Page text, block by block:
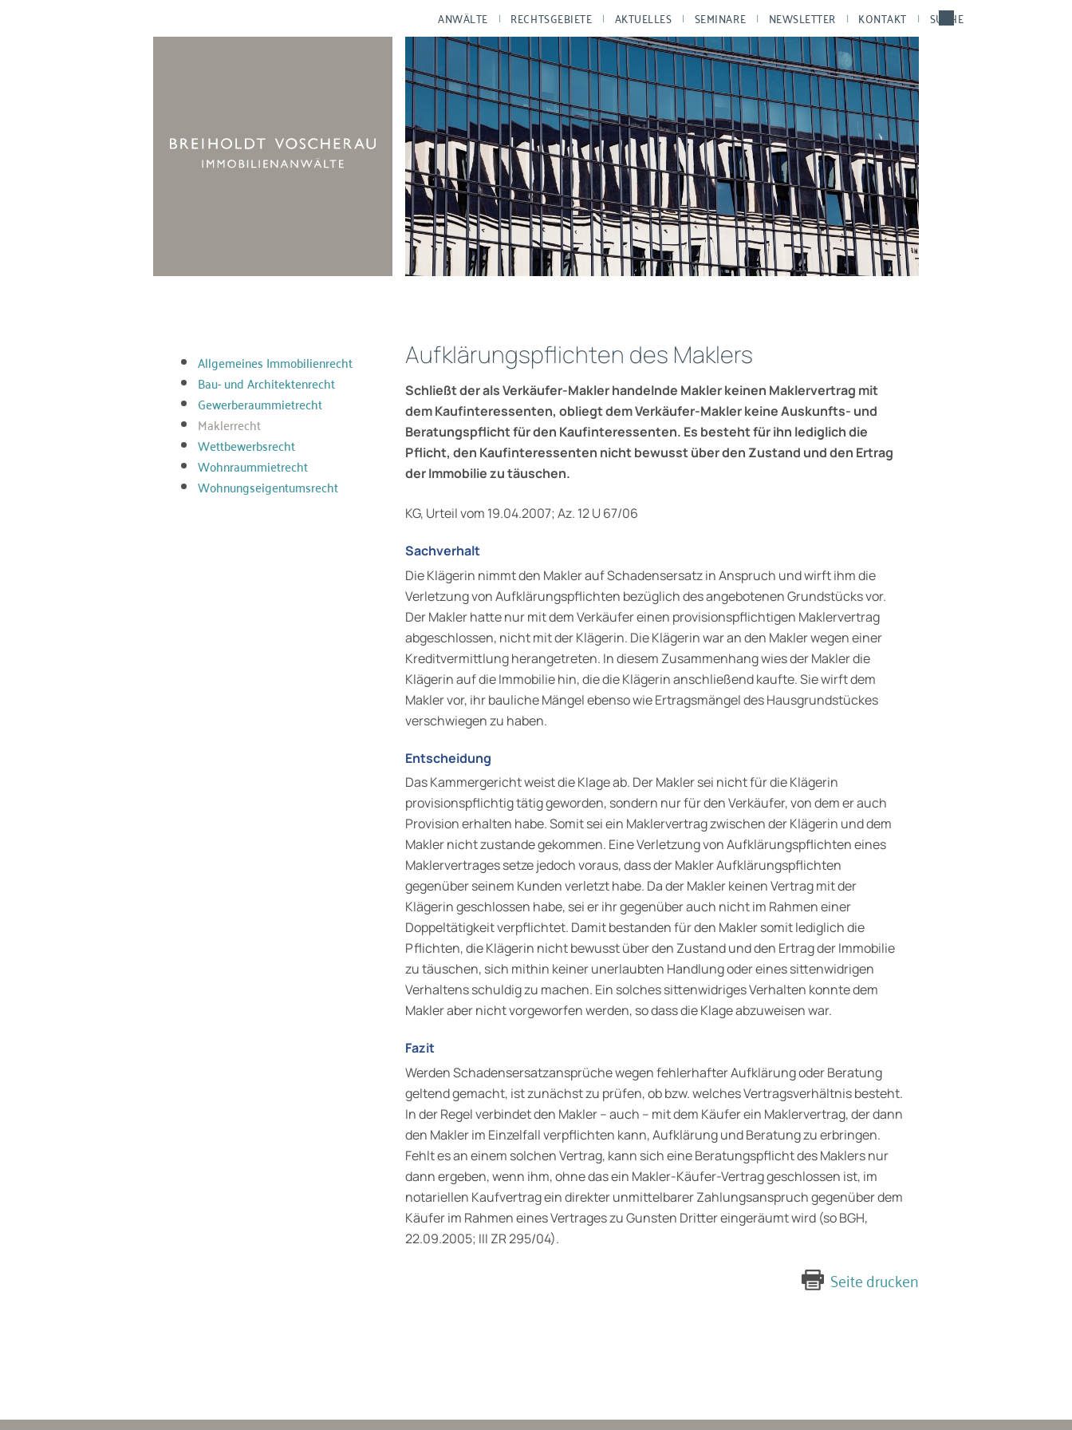
ANWÄLTE RECHTSGEBIETE AKTUELLES SEMINARE NEWSLETTER KONTAKT SUCHE
Allgemeines Immobilienrecht
Bau- und Architektenrecht
Gewerberaummietrecht
Maklerrecht
Wettbewerbsrecht
Wohnraummietrecht
Wohnungseigentumsrecht
Aufklärungspflichten des Maklers
Schließt der als Verkäufer-Makler handelnde Makler keinen Maklervertrag mit
dem Kaufinteressenten, obliegt dem Verkäufer-Makler keine Auskunfts- und
Beratungspflicht für den Kaufinteressenten. Es besteht für ihn lediglich die
Pflicht, den Kaufinteressenten nicht bewusst über den Zustand und den Ertrag
der Immobilie zu täuschen.
KG, Urteil vom 19.04.2007; Az. 12 U 67/06
Sachverhalt
Die Klägerin nimmt den Makler auf Schadensersatz in Anspruch und wirft ihm die
Verletzung von Aufklärungspflichten bezüglich des angebotenen Grundstücks vor.
Der Makler hatte nur mit dem Verkäufer einen provisionspflichtigen Maklervertrag
abgeschlossen, nicht mit der Klägerin. Die Klägerin war an den Makler wegen einer
Kreditvermittlung herangetreten. In diesem Zusammenhang wies der Makler die
Klägerin auf die Immobilie hin, die die Klägerin anschließend kaufte. Sie wirft dem
Makler vor, ihr bauliche Mängel ebenso wie Ertragsmängel des Hausgrundstückes
verschwiegen zu haben.
Entscheidung
Das Kammergericht weist die Klage ab. Der Makler sei nicht für die Klägerin
provisionspflichtig tätig geworden, sondern nur für den Verkäufer, von dem er auch
Provision erhalten habe. Somit sei ein Maklervertrag zwischen der Klägerin und dem
Makler nicht zustande gekommen. Eine Verletzung von Aufklärungspflichten eines
Maklervertrages setze jedoch voraus, dass der Makler Aufklärungspflichten
gegenüber seinem Kunden verletzt habe. Da der Makler keinen Vertrag mit der
Klägerin geschlossen habe, sei er ihr gegenüber auch nicht im Rahmen einer
Doppeltätigkeit verpflichtet. Damit bestanden für den Makler somit lediglich die
Pflichten, die Klägerin nicht bewusst über den Zustand und den Ertrag der Immobilie
zu täuschen, sich mithin keiner unerlaubten Handlung oder eines sittenwidrigen
Verhaltens schuldig zu machen. Ein solches sittenwidriges Verhalten konnte dem
Makler aber nicht vorgeworfen werden, so dass die Klage abzuweisen war.
Fazit
Werden Schadensersatzansprüche wegen fehlerhafter Aufklärung oder Beratung
geltend gemacht, ist zunächst zu prüfen, ob bzw. welches Vertragsverhältnis besteht.
In der Regel verbindet den Makler – auch – mit dem Käufer ein Maklervertrag, der dann
den Makler im Einzelfall verpflichten kann, Aufklärung und Beratung zu erbringen.
Fehlt es an einem solchen Vertrag, kann sich eine Beratungspflicht des Maklers nur
dann ergeben, wenn ihm, ohne das ein Makler-Käufer-Vertrag geschlossen ist, im
notariellen Kaufvertrag ein direkter unmittelbarer Zahlungsanspruch gegenüber dem
Käufer im Rahmen eines Vertrages zu Gunsten Dritter eingeräumt wird (so BGH,
22.09.2005; III ZR 295/04).
Seite drucken